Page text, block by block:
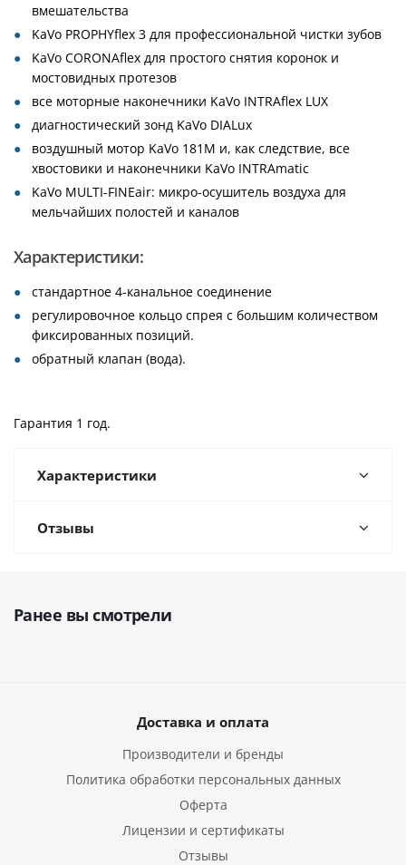
вмешательства
KaVo PROPHYflex 3 для профессиональной чистки зубов
KaVo CORONAflex для простого снятия коронок и
мостовидных протезов
все моторные наконечники KaVo INTRAflex LUX
диагностический зонд KaVo DIALux
воздушный мотор KaVo 181M и, как следствие, все
хвостовики и наконечники KaVo INTRAmatic
KaVo MULTI-FINEair: микро-осушитель воздуха для
мельчайших полостей и каналов
Характеристики:
стандартное 4-канальное соединение
регулировочное кольцо спрея с большим количеством
фиксированных позиций.
обратный клапан (вода).
Гарантия 1 год.
Характеристики
Отзывы
Ранее вы смотрели
Доставка и оплата
Производители и бренды
Политика обработки персональных данных
Оферта
Лицензии и сертификаты
Отзывы